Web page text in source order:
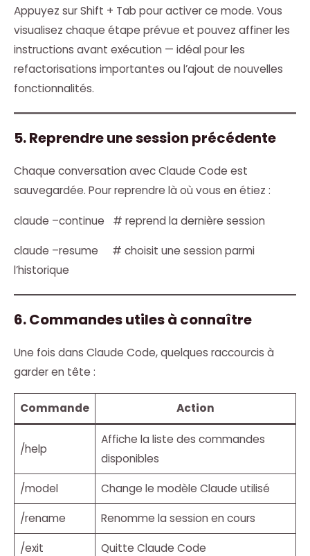
Appuyez sur Shift + Tab pour activer ce mode. Vous
visualisez chaque étape prévue et pouvez affiner les
instructions avant exécution — idéal pour les
refactorisations importantes ou l’ajout de nouvelles
fonctionnalités.
5. Reprendre une session précédente
Chaque conversation avec Claude Code est
sauvegardée. Pour reprendre là où vous en étiez :
claude –continue # reprend la dernière session
claude –resume # choisit une session parmi
l’historique
6. Commandes utiles à connaître
Une fois dans Claude Code, quelques raccourcis à
garder en tête :
Commande Action
/help
Affiche la liste des commandes
disponibles
/model Change le modèle Claude utilisé
/rename Renomme la session en cours
/exit Quitte Claude Code